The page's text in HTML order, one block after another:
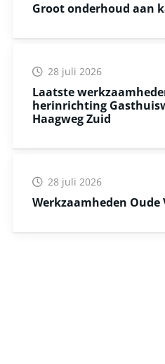
Groot onderhoud aan
Laatste
herinrichting
Haagweg Zuid
28 juli 2026
Werkzaamheden
28 juli 2026